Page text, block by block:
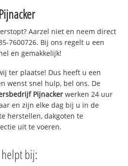
Pijnacker
Aarzel niet en neem direct
7600726. Bij ons regelt u een
en gemakkelijk!
ter plaatse! Dus heeft u een
wenst snel hulp, bel ons. De
Pijnacker werken 24 uur
en zijn elke dag bij u in de
herstellen, dakgoten te
uit te voeren.
bij: